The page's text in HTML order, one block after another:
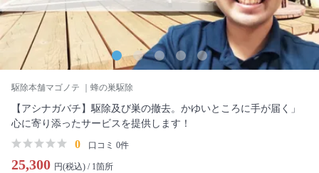
駆除本舗マゴノテ ｜蜂の巣駆除
【アシナガバチ】駆除及び巣の撤去。かゆいところに手が届く」
心に寄り添ったサービスを提供します！
0 口コミ 0件
25,300 円(税込) / 1箇所